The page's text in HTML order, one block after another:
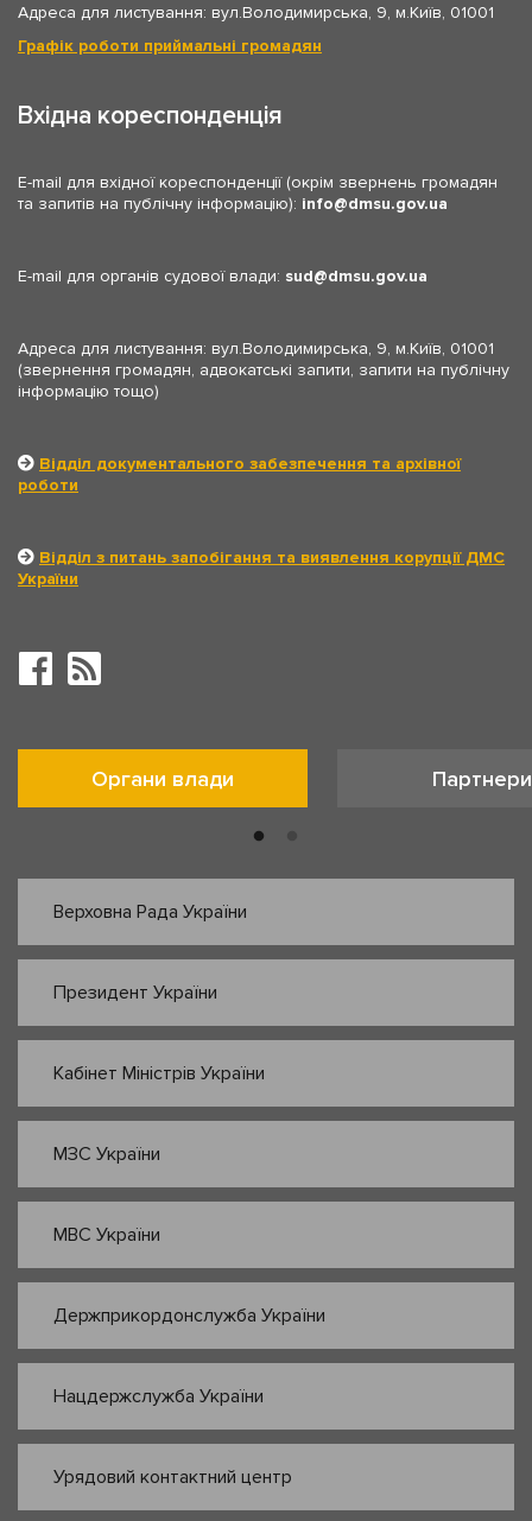
Адреса для листування: вул.Володимирська, 9, м.Київ, 01001
Графік роботи приймальні громадян
Вхідна кореспонденція
E-mail для вхідної кореспонденції (окрім звернень громадян
та запитів на публічну інформацію): info dmsu.gov.ua
E-mail для органів судової влади: sud dmsu.gov.ua
Адреса для листування: вул.Володимирська, 9, м.Київ, 01001
(звернення громадян, адвокатські запити, запити на публічну
інформацію тощо)
Відділ документального забезпечення та архівної
роботи
Відділ з питань запобігання та виявлення корупції ДМС
України
Органи влади Партнери
Верховна Рада України
Президент України
Кабінет Міністрів України
МЗС України
МВС України
Держприкордонслужба України
Нацдержслужба України
Урядовий контактний центр